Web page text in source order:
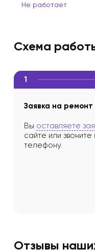
Не работает
Схема
1
Заявка на ремонт
Вы оставляете
сайте или звоните
телефону.
Отзывы